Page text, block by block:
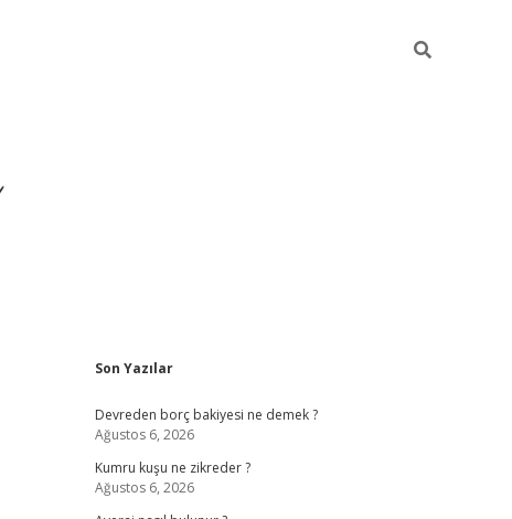
Sidebar
Son Yazılar
Devreden borç bakiyesi ne demek ?
Ağustos 6, 2026
Kumru kuşu ne zikreder ?
Ağustos 6, 2026